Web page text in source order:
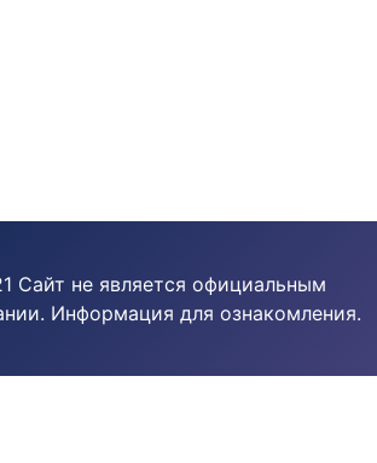
Сайт не является официальным
Информация для ознакомления.